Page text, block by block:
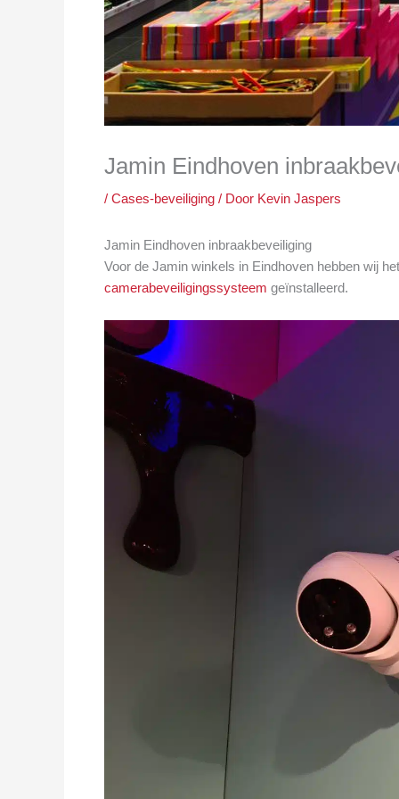
Jamin Eindhoven
/ Cases-beveiliging / Door Kevin Jaspers
Jamin Eindhoven inbraakbeveiliging
Voor de Jamin winkels in Eindhoven hebben wij
camerabeveiligingssysteem geïnstalleerd.